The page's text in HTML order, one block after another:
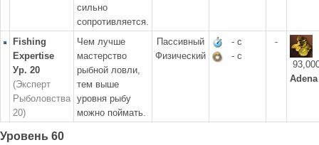
сильно
сопротивляется.
Fishing
Expertise
Ур. 20
(Эксперт
Рыболовства
20)
Чем лучше
мастерство
рыбной ловли,
тем выше
уровня рыбу
можно поймать.
Пассивный
Физический
- с
- с
-
Adena
Уровень 60